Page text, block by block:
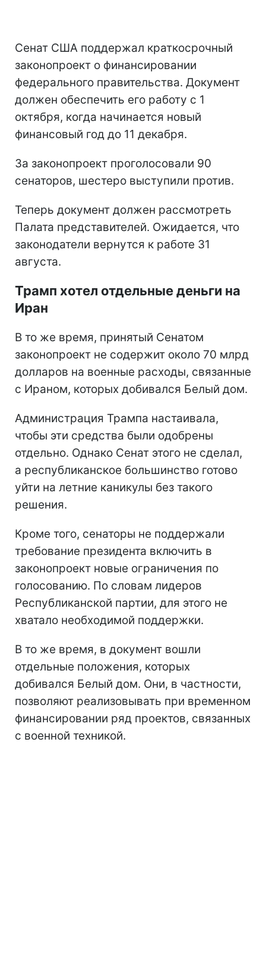
Сенат США поддержал краткосрочный
законопроект о финансировании
федерального правительства. Документ
должен обеспечить его работу с 1
октября, когда начинается новый
финансовый год до 11 декабря.
За законопроект проголосовали 90
сенаторов, шестеро выступили против.
Теперь документ должен рассмотреть
Палата представителей. Ожидается, что
законодатели вернутся к работе 31
августа.
Трамп хотел отдельные деньги на
Иран
В то же время, принятый Сенатом
законопроект не содержит около 70 млрд
долларов на военные расходы, связанные
с Ираном, которых добивался Белый дом.
Администрация Трампа настаивала,
чтобы эти средства были одобрены
отдельно. Однако Сенат этого не сделал,
а республиканское большинство готово
уйти на летние каникулы без такого
решения.
Кроме того, сенаторы не поддержали
требование президента включить в
законопроект новые ограничения по
голосованию. По словам лидеров
Республиканской партии, для этого не
хватало необходимой поддержки.
В то же время, в документ вошли
отдельные положения, которых
добивался Белый дом. Они, в частности,
позволяют реализовывать при временном
финансировании ряд проектов, связанных
с военной техникой.